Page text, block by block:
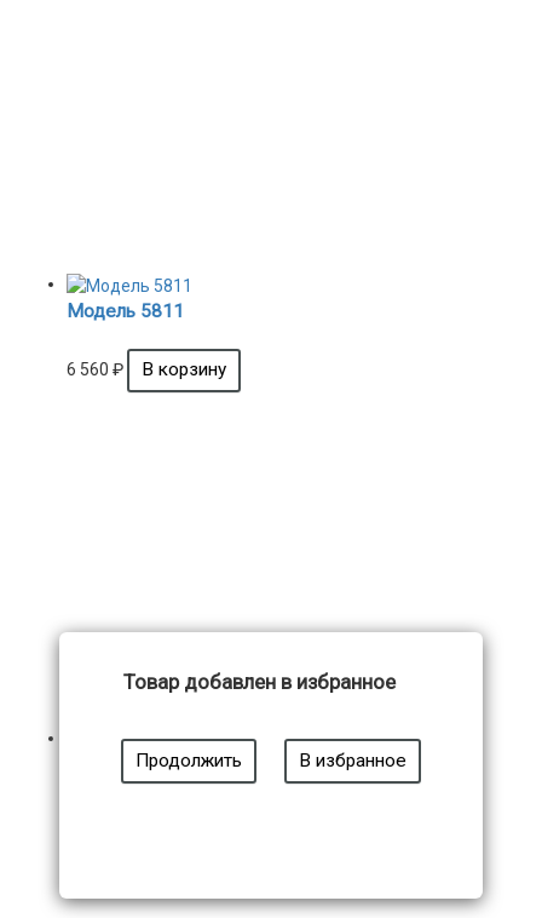
Модель 5811
6 560 ₽
Модель 23706
Товар добавлен в избранное
Продолжить В избранное